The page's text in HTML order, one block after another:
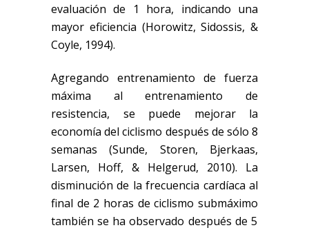
evaluación de 1 hora, indicando una
mayor eficiencia (Horowitz, Sidossis, &
Coyle, 1994).
Agregando entrenamiento de fuerza
máxima al entrenamiento de
resistencia, se puede mejorar la
economía del ciclismo después de sólo 8
semanas(Sunde, Storen, Bjerkaas,
Larsen, Hoff, & Helgerud, 2010). La
disminución de la frecuencia cardíaca al
final de 2 horas de ciclismo submáximo
también se ha observado después de 5